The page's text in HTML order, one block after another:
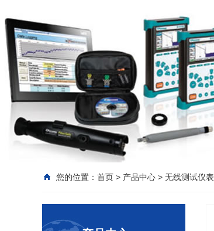
您的位置： 首页 > 产品中心 > 无线测试仪表